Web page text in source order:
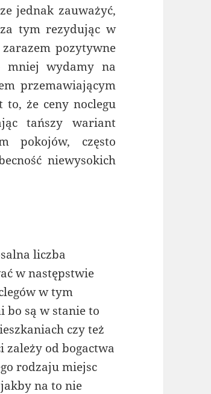
jednak zauważyć,
tym rezydując w
pozytywne
wydamy na
przemawiającym
to, że ceny noclegu
tańszy wariant
pokojów, często
niewysokich
liczba
w następstwie
w tym
bo są w stanie to
czy też
zależy od bogactwa
rodzaju miejsc
na to nie